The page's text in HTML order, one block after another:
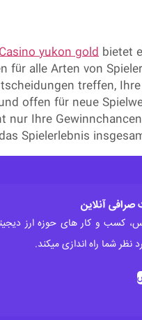
Casino yukon goldbietet
für alle Arten von
treffen,
offen für neue
nur Ihre
Spielerlebnis
آنلاین
و کار های حوزه ارز دیجیتال
شما راه اندازی میکند.